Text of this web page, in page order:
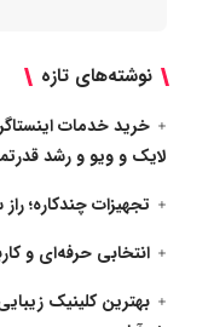
نوشته‌های تازه
خرید خدمات
لایک و ویو و رشد
تجهیزات چندکاره؛
انتخابی حرفه‌ای و
بهترین کلینیک